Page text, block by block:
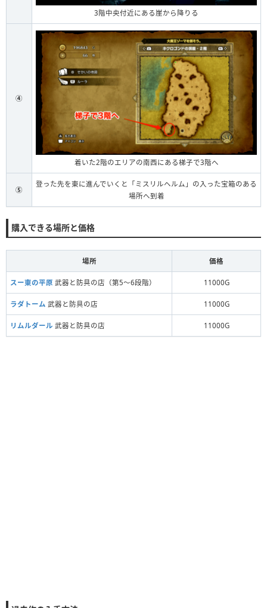
3階中央付近にある崖から降りる
④
着いた2階のエリアの南西にある梯子で3階へ
⑤
登った先を東に進んでいくと「ミスリルヘルム」の入った宝箱のある
場所へ到着
購入できる場所と価格
場所 価格
スー東の平原 武器と防具の店（第5〜6段階） 11000G
ラダトーム 武器と防具の店 11000G
リムルダール 武器と防具の店 11000G